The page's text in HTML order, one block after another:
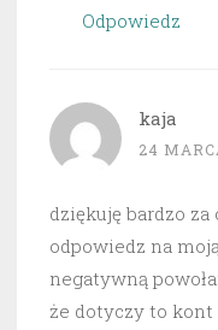
Odpowiedz
kaja
24
dziękuję bardzo za
odpowiedz na
negatywną
że dotyczy to